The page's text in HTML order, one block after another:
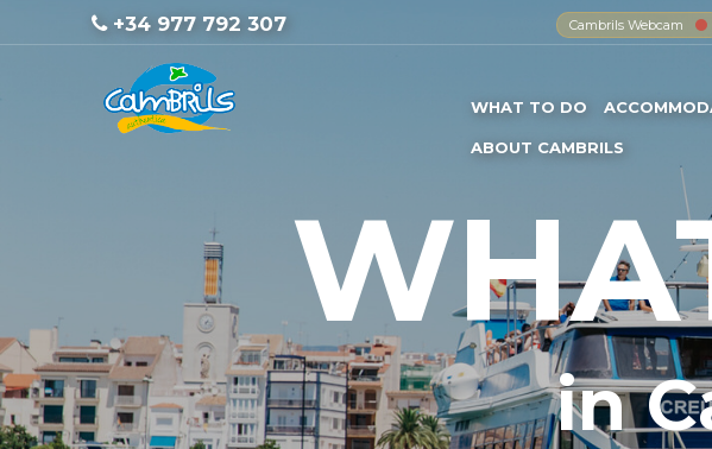
+34 977 792 307 Cambrils Webcam
WHAT TO DO
ABOUT CAMBRILS
in